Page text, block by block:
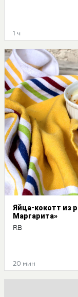
1 ч
Яйца-кокотт из
Маргарита»
RB
20 мин